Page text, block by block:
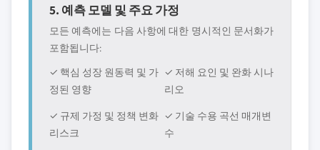
5. 예측 모델 및 주요 가정
모든 예측에는 다음 사항에 대한 명시적인 문서화가
포함됩니다:
✓ 핵심 성장 원동력 및 가
정된 영향
✓ 저해 요인 및 완화 시나
리오
✓ 규제 가정 및 정책 변화
리스크
✓ 기술 수용 곡선 매개변
수